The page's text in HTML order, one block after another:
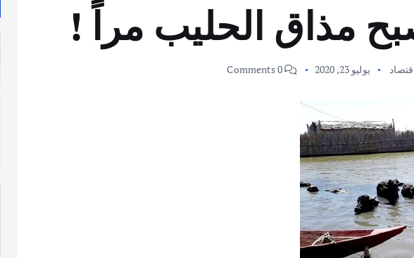
مذاق الحليب مراً !
يوليو 23, 2020 0 Comments